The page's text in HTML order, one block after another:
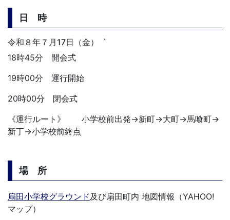
日 時
令和８年７月17日（金） `
18時45分 開会式
19時00分 運行開始
20時00分 閉会式
《運行ルート》 小学校前出発→新町→大町→馬喰町→
新丁→小学校前終点
場 所
扇田小学校グラウンド及び扇田町内 地図情報（YAHOO!
マップ）